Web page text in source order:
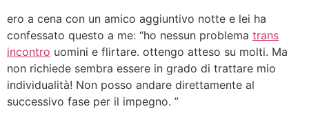
ero a cena con un amico aggiuntivo notte e lei ha
confessato questo a me: “ho nessun problema trans
incontro uomini e flirtare. ottengo atteso su molti. Ma
non richiede sembra essere in grado di trattare mio
individualità! Non posso andare direttamente al
successivo fase per il impegno. ”